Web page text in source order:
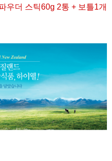
우더 스틱60g 2통 + 보틀1개